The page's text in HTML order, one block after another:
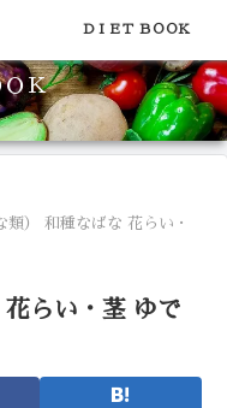
る！健康やダイエットに
ＯＫ
類） 和種なばな 花らい・
花らい・茎 ゆで
ＤＩＥＴ ＢＯＯＫ